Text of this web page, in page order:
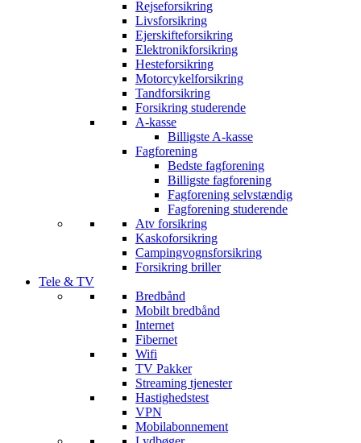
Rejseforsikring
Livsforsikring
Ejerskifteforsikring
Elektronikforsikring
Hesteforsikring
Motorcykelforsikring
Tandforsikring
Forsikring studerende
A-kasse
Billigste A-kasse
Fagforening
Bedste fagforening
Billigste fagforening
Fagforening selvstændig
Fagforening studerende
Atv forsikring
Kaskoforsikring
Campingvognsforsikring
Forsikring briller
Tele & TV
Bredbånd
Mobilt bredbånd
Internet
Fibernet
Wifi
TV Pakker
Streaming tjenester
Hastighedstest
VPN
Mobilabonnement